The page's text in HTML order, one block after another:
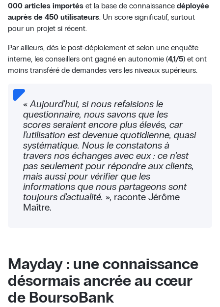
000 articles importéset la base de connaissance déployée
auprès de 450 utilisateurs. Un score significatif, surtout
pour un projet si récent.
Par ailleurs, dès le post-déploiement et selon une enquête
interne, les conseillers ont gagné en autonomie (4,1/5) et ont
moins transféré de demandes vers les niveaux supérieurs.
«Aujourd’hui, si nous refaisions le
questionnaire, nous savons que les
scores seraient encore plus élevés, car
l’utilisation est devenue quotidienne, quasi
systématique. Nous le constatons à
travers nos échanges avec eux : ce n’est
pas seulement pour répondre aux clients,
mais aussi pour vérifier que les
informations que nous partageons sont
toujours d’actualité. », raconte Jérôme
Maître.
Mayday : une connaissance
désormais ancrée au cœur
de BoursoBank